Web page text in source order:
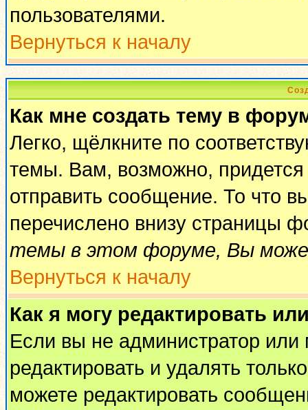
пользователями.
Вернуться к началу
Как мне создать тему в
Легко, щёлкните по
темы. Вам, возможно, придется
отправить сообщение. То что
перечислено внизу страницы
темы в этом форуме, Вы
Вернуться к началу
Как я могу редактировать
Если вы не администратор
редактировать и удалять
можете редактировать